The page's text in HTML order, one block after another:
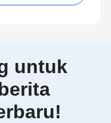
untuk